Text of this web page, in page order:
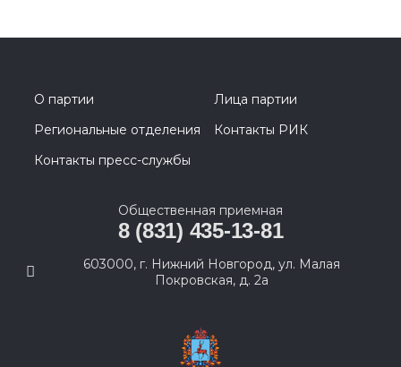
О партии
Лица партии
Региональные отделения
Контакты РИК
Контакты пресс-службы
Общественная приемная
8 (831) 435-13-81
603000, г. Нижний Новгород, ул. Малая
Покровская, д. 2а